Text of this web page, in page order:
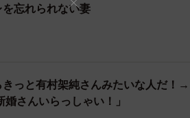
興味を持ち、一緒にカラオケへ行っ
ていた！夫はどう自分をアピールし
を忘れられない妻
っと有村架純さんみたいな人だ！→
さんいらっしゃい！」